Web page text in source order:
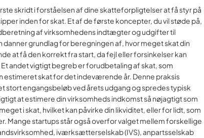
skridt i forståelsen af dine skatteforpligtelser at få styr på
inden for skat. Et af de første koncepter, du vil støde på,
af virksomhedens indtægter og udgifter til
grundlag for beregningen af, hvor meget skat din
at få den korrekt fra start, da fejl eller forsinkelser kan
andet vigtigt begreb er forudbetaling af skat, som
skat for det indeværende år. Denne praksis
stort engangsbeløb ved årets udgang og spredes typisk
at estimere din virksomheds indkomst så nøjagtigt som
i skat, hvilket kan påvirke din likviditet, eller for lidt, som
Mange startups står også overfor valget mellem forskellige
iværksætterselskab (IVS), anpartsselskab